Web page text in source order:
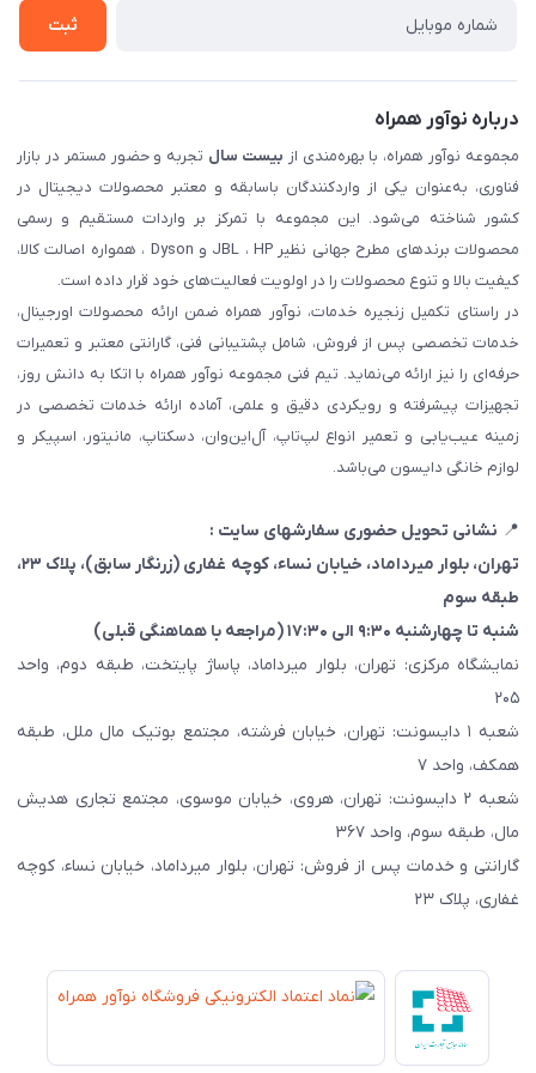
ثبت شکایت
ثبت
درباره نوآور همراه
مجموعه نوآور همراه، با بهره‌مندی از بیست سال تجربه و حضور مستمر در بازار
فناوری، به‌عنوان یکی از واردکنندگان باسابقه و معتبر محصولات دیجیتال در
کشور شناخته می‌شود. این مجموعه با تمرکز بر واردات مستقیم و رسمی
محصولات برندهای مطرح جهانی نظیر JBL ، HP و Dyson ، همواره اصالت کالا،
کیفیت بالا و تنوع محصولات را در اولویت فعالیت‌های خود قرار داده است.
در راستای تکمیل زنجیره خدمات، نوآور همراه ضمن ارائه محصولات اورجینال،
خدمات تخصصی پس از فروش، شامل پشتیبانی فنی، گارانتی معتبر و تعمیرات
حرفه‌ای را نیز ارائه می‌نماید. تیم فنی مجموعه نوآور همراه با اتکا به دانش روز،
تجهیزات پیشرفته و رویکردی دقیق و علمی، آماده ارائه خدمات تخصصی در
زمینه عیب‌یابی و تعمیر انواع لپ‌تاپ، آل‌این‌وان، دسکتاپ، مانیتور، اسپیکر و
لوازم خانگی دایسون می‌باشد.
📍 نشانی تحویل حضوری سفارشهای سایت :
تهران، بلوار میرداماد، خیابان نساء، کوچه غفاری (زرنگار سابق)
، پلاک ۲۳،
طبقه سوم
شنبه تا چهارشنبه ۹:۳۰ الی ۱۷:۳۰ (مراجعه با هماهنگی قبلی)
نمایشگاه مرکزی: تهران، بلوار میرداماد، پاساژ پایتخت، طبقه دوم، واحد
۲۰۵
شعبه ۱ دایسونت: تهران، خیابان فرشته، مجتمع بوتیک مال ملل، طبقه
همکف، واحد ۷
شعبه ۲ دایسونت: تهران، هروی، خیابان موسوی، مجتمع تجاری هدیش
مال، طبقه سوم، واحد ۳۶۷
گارانتی و خدمات پس از فروش: تهران، بلوار میرداماد، خیابان نساء، کوچه
غفاری، پلاک ۲۳